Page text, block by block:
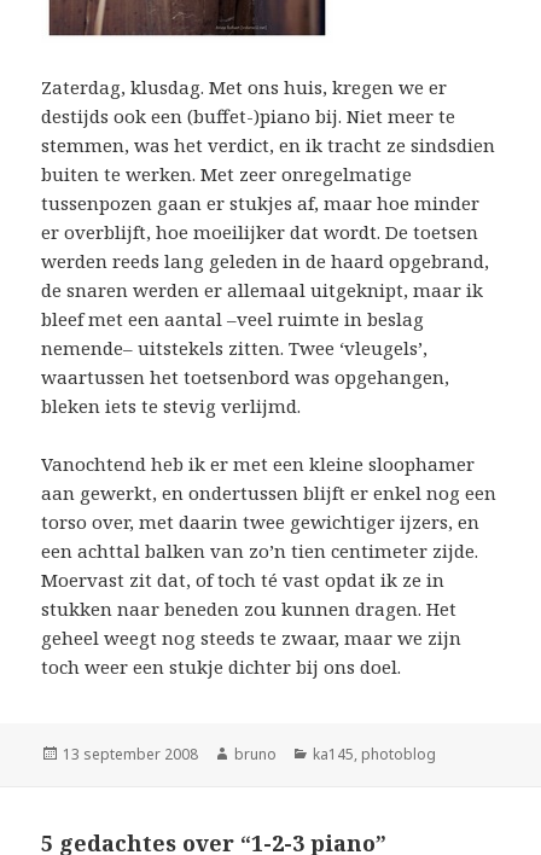
Zaterdag, klusdag. Met ons huis, kregen we er
destijds ook een (buffet-)piano bij. Niet meer te
stemmen, was het verdict, en ik tracht ze sindsdien
buiten te werken. Met zeer onregelmatige
tussenpozen gaan er stukjes af, maar hoe minder
er overblijft, hoe moeilijker dat wordt. De toetsen
werden reeds lang geleden in de haard opgebrand,
de snaren werden er allemaal uitgeknipt, maar ik
bleef met een aantal –veel ruimte in beslag
nemende– uitstekels zitten. Twee ‘vleugels’,
waartussen het toetsenbord was opgehangen,
bleken iets te stevig verlijmd.
Vanochtend heb ik er met een kleine sloophamer
aan gewerkt, en ondertussen blijft er enkel nog een
torso over, met daarin twee gewichtiger ijzers, en
een achttal balken van zo’n tien centimeter zijde.
Moervast zit dat, of toch té vast opdat ik ze in
stukken naar beneden zou kunnen dragen. Het
geheel weegt nog steeds te zwaar, maar we zijn
toch weer een stukje dichter bij ons doel.
Geplaatst
13 september 2008 Auteur
bruno Categorieën
ka145, photoblog
5 gedachtes over “1-2-3 piano”